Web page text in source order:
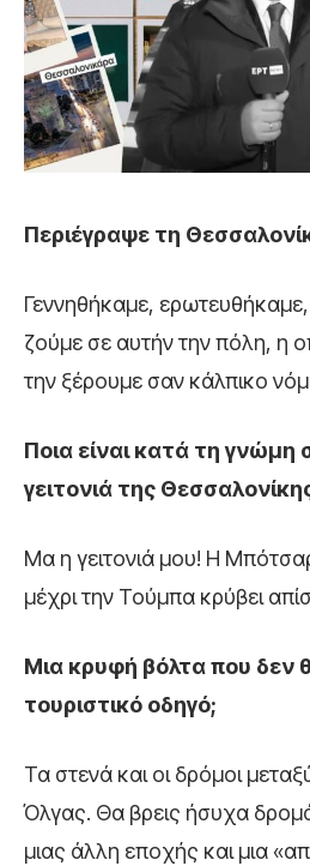
Περιέγραψε τη
Γεννηθήκαμε,
ζούμε σε αυτήν την πόλη, η
την ξέρουμε σαν κάλπικο
Ποια είναι κατά τη
γειτονιά της
Μα η γειτονιά μου! Η
μέχρι την Τούμπα κρύβει
Μια κρυφή βόλτα που δεν
τουριστικό οδηγό;
Τα στενά και οι δρόμοι
Όλγας. Θα βρεις ήσυχα
μιας άλλη εποχής και μια